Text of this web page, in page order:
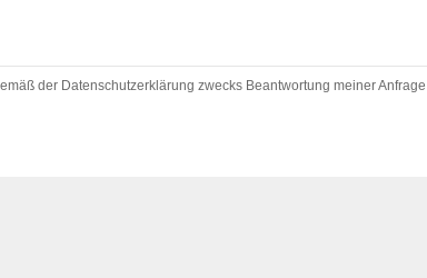
der Datenschutzerklärung zwecks Beantwortung meiner